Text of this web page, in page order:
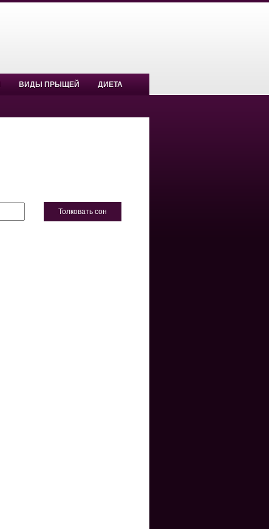
ВИДЫ ПРЫЩЕЙ ДИЕТА
Толковать сон